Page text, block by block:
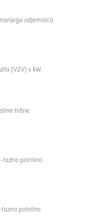
odjemalca
(V2V) v kW
hišne
fazno polnilno
polnilno